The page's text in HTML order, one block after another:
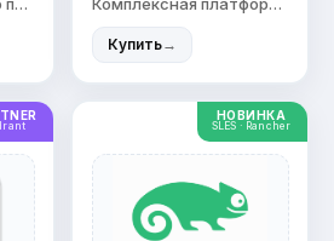
PAM система нового поколения Комплексная платформа доступа
Купить→
НОВИНКА
SLES · Rancher